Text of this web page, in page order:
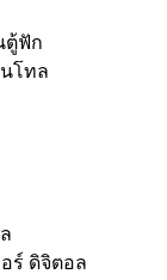
ก
ทล
ร์ ดิจิตอล